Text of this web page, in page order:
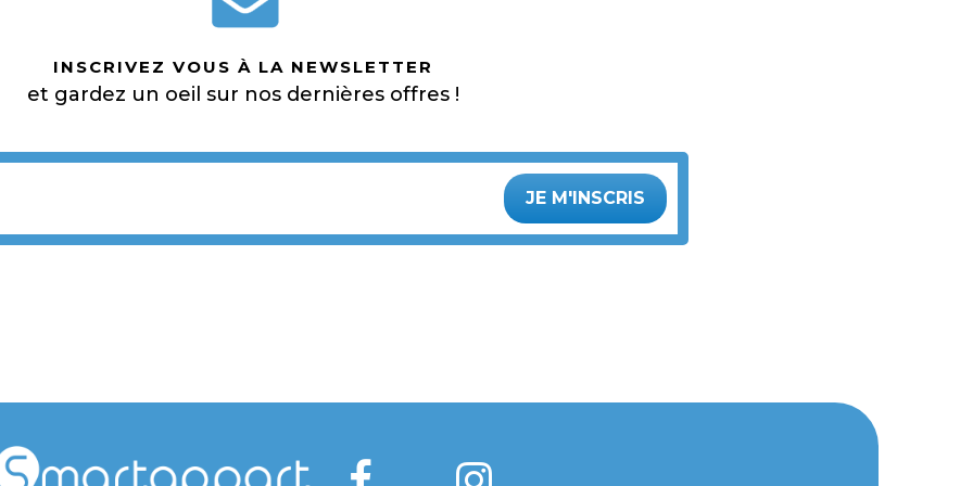
INSCRIVEZ VOUS À LA NEWSLETTER
et gardez un oeil sur nos dernières offres !
JE M'INSCRIS